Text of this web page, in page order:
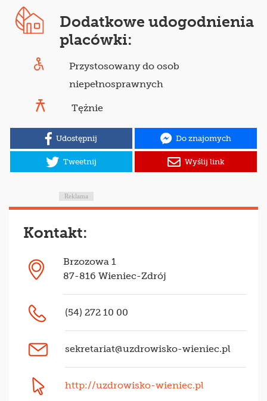
Dodatkowe udogodnienia
placówki:
Przystosowany do osob
niepełnosprawnych
Tężnie
Udostępnij Do znajomych
Tweetnij Wyślij link
Reklama
Kontakt:
Brzozowa 1
87-816 Wieniec-Zdrój
(54) 272 10 00
sekretariat@uzdrowisko-wieniec.pl
http://uzdrowisko-wieniec.pl